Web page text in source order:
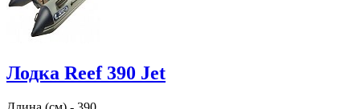
Лодка Reef 390 Jet